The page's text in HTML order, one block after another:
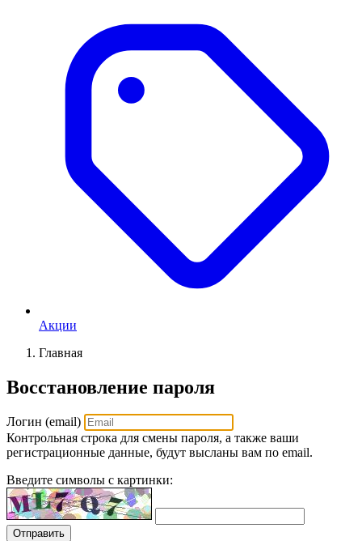
Акции
Главная
Восстановление пароля
Логин (email)
Контрольная строка для смены пароля, а также ваши
регистрационные данные, будут высланы вам по email.
Введите символы с картинки:
Отправить